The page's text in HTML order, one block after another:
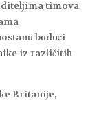
timova
budući
iz različitih
Britanije,